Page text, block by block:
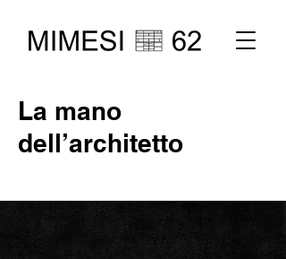
La mano
dell’architetto